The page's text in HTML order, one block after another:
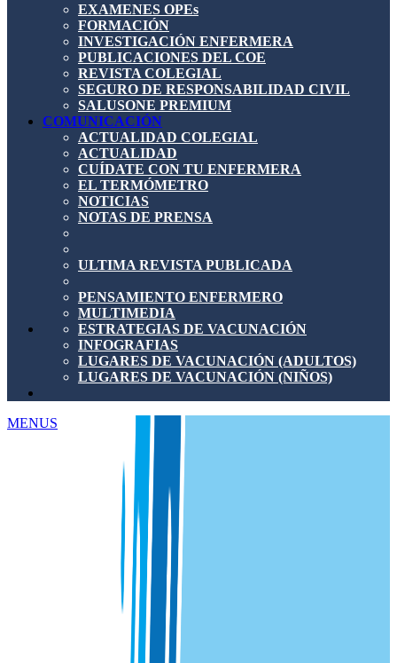
EXAMENES OPEs
FORMACIÓN
INVESTIGACIÓN ENFERMERA
PUBLICACIONES DEL COE
REVISTA COLEGIAL
SEGURO DE RESPONSABILIDAD CIVIL
SALUSONE PREMIUM
COMUNICACIÓN
ACTUALIDAD COLEGIAL
ACTUALIDAD
CUÍDATE CON TU ENFERMERA
EL TERMÓMETRO
NOTICIAS
NOTAS DE PRENSA
ULTIMA REVISTA PUBLICADA
PENSAMIENTO ENFERMERO
MULTIMEDIA
ESTRATEGIAS DE VACUNACIÓN
INFOGRAFIAS
LUGARES DE VACUNACIÓN (ADULTOS)
LUGARES DE VACUNACIÓN (NIÑOS)
MENUS